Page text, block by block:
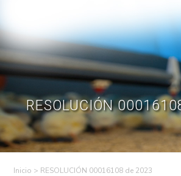
Transparencia
Contáctenos
Regístrese – Solo
avicultores
Inicia
content
RESOLUCIÓN
> RESOLUCIÓN 00016108 de 2023